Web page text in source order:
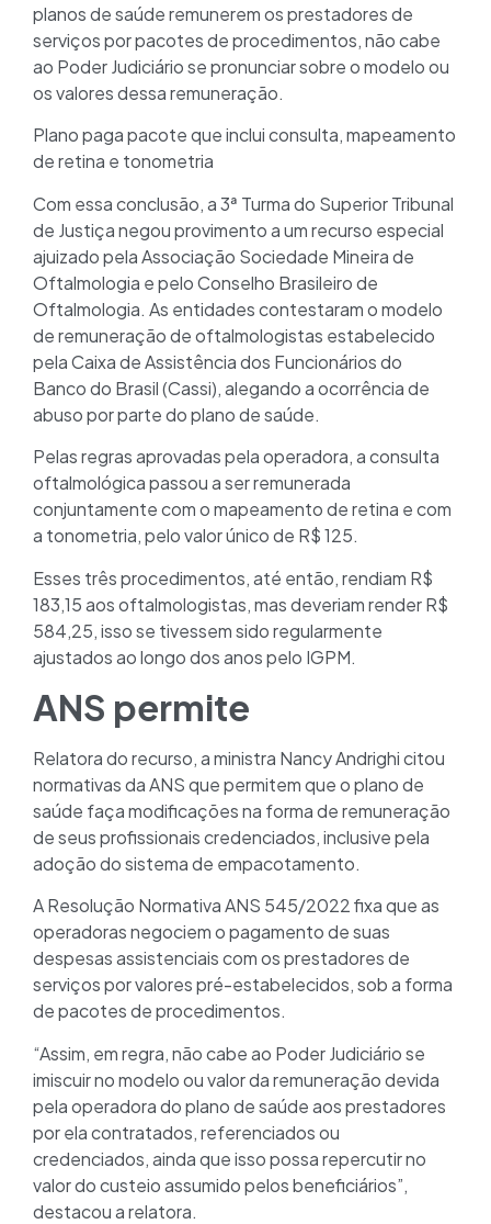
planos de saúde remunerem os prestadores de
serviços por pacotes de procedimentos, não cabe
ao Poder Judiciário se pronunciar sobre o modelo ou
os valores dessa remuneração.
Plano paga pacote que inclui consulta, mapeamento
de retina e tonometria
Com essa conclusão, a 3ª Turma do Superior Tribunal
de Justiça negou provimento a um recurso especial
ajuizado pela Associação Sociedade Mineira de
Oftalmologia e pelo Conselho Brasileiro de
Oftalmologia. As entidades contestaram o modelo
de remuneração de oftalmologistas estabelecido
pela Caixa de Assistência dos Funcionários do
Banco do Brasil (Cassi), alegando a ocorrência de
abuso por parte do plano de saúde.
Pelas regras aprovadas pela operadora, a consulta
oftalmológica passou a ser remunerada
conjuntamente com o mapeamento de retina e com
a tonometria, pelo valor único de R$ 125.
Esses três procedimentos, até então, rendiam R$
183,15 aos oftalmologistas, mas deveriam render R$
584,25, isso se tivessem sido regularmente
ajustados ao longo dos anos pelo IGPM.
ANS permite
Relatora do recurso, a ministra Nancy Andrighi citou
normativas da ANS que permitem que o plano de
saúde faça modificações na forma de remuneração
de seus profissionais credenciados, inclusive pela
adoção do sistema de empacotamento.
A Resolução Normativa ANS 545/2022 fixa que as
operadoras negociem o pagamento de suas
despesas assistenciais com os prestadores de
serviços por valores pré-estabelecidos, sob a forma
de pacotes de procedimentos.
“Assim, em regra, não cabe ao Poder Judiciário se
imiscuir no modelo ou valor da remuneração devida
pela operadora do plano de saúde aos prestadores
por ela contratados, referenciados ou
credenciados, ainda que isso possa repercutir no
valor do custeio assumido pelos beneficiários”,
destacou a relatora.